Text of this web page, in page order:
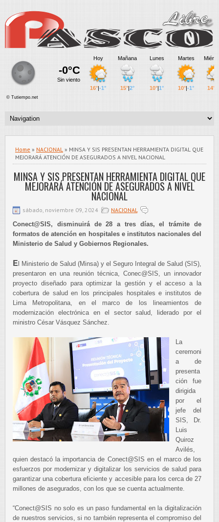
Home » NACIONAL » MINSA Y SIS PRESENTAN HERRAMIENTA DIGITAL QUE
MEJORARÁ ATENCIÓN DE ASEGURADOS A NIVEL NACIONAL
MINSA Y SIS PRESENTAN HERRAMIENTA DIGITAL QUE
MEJORARÁ ATENCIÓN DE ASEGURADOS A NIVEL
NACIONAL
sábado, noviembre 09, 2024
NACIONAL
Conect@SIS, disminuirá de 28 a tres días, el trámite de
formatos de atención en hospitales e institutos nacionales del
Ministerio de Salud y Gobiernos Regionales.
E l Ministerio de Salud (Minsa) y el Seguro Integral de Salud (SIS),
presentaron en una reunión técnica, Conec@SIS, un innovador
proyecto diseñado para optimizar la gestión y el acceso a la
cobertura de salud en los principales hospitales e institutos de
Lima Metropolitana, en el marco de los lineamientos de
modernización electrónica en el sector salud, liderado por el
ministro César Vásquez Sánchez.
La
ceremoni
a de
presenta
ción fue
dirigida
por el
jefe del
SIS, Dr.
Luis
Quiroz
Avilés,
quien destacó la importancia de Conect@SIS en el marco de los
esfuerzos por modernizar y digitalizar los servicios de salud para
garantizar una cobertura eficiente y accesible para los cerca de 27
millones de asegurados, con los que se cuenta actualmente.
“Conect@SIS no solo es un paso fundamental en la digitalización
de nuestros servicios, si no también representa el compromiso del